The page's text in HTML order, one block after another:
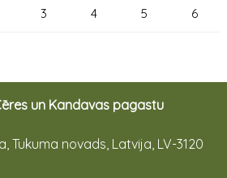
3 4 5 6
un Kandavas pagastu
Tukuma novads, Latvija, LV-3120